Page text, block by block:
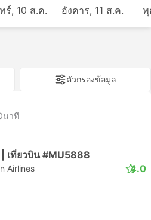
ร์, 10 ส.ค. อังคาร, 11 ส.ค. พุ
ตัวกรองข้อมูล
นาที
เที่ยวบิน #MU5888
Airlines 4.0